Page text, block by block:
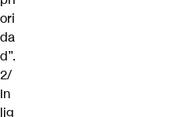
ori
da
d”.
2/
In
lig